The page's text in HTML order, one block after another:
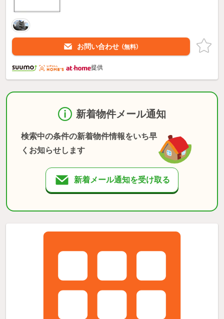
お問い合わせ （無料）
提供
新着物件メール通知
検索中の条件の新着物件情報をいち早
くお知らせします
新着メール通知を受け取る